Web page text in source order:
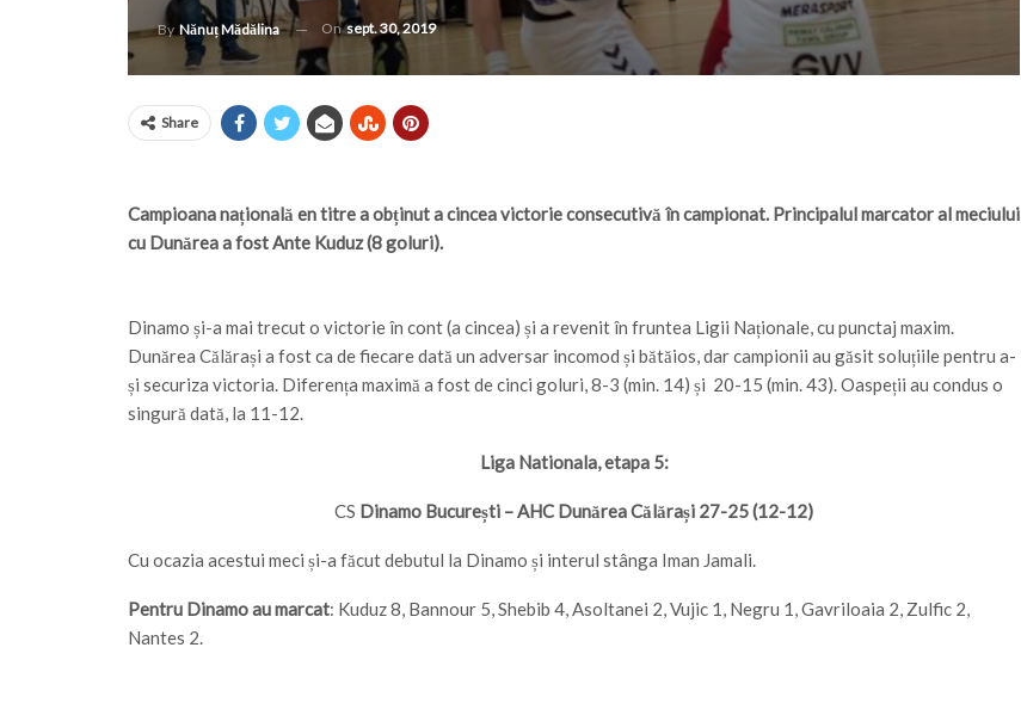
By Nănuț Mădălina Onsept. 30, 2019
Share
Campioana națională en titre a obținut a cincea victorie consecutivă în campionat. Principalul marcator al meciului
cu Dunărea a fost Ante Kuduz (8 goluri).
Dinamo și-a mai trecut o victorie în cont (a cincea) și a revenit în fruntea Ligii Naționale, cu punctaj maxim.
Dunărea Călărași a fost ca de fiecare dată un adversar incomod și bătăios, dar campionii au găsit soluțiile pentru a-
și securiza victoria. Diferența maximă a fost de cinci goluri, 8-3 (min. 14) și 20-15 (min. 43). Oaspeții au condus o
singură dată, la 11-12.
Liga Nationala, etapa 5:
CS Dinamo București – AHC Dunărea Călărași 27-25 (12-12)
Cu ocazia acestui meci și-a făcut debutul la Dinamo și interul stânga Iman Jamali.
Pentru Dinamo au marcat: Kuduz 8, Bannour 5, Shebib 4, Asoltanei 2, Vujic 1, Negru 1, Gavriloaia 2, Zulfic 2,
Nantes 2.